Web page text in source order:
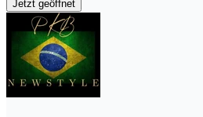
Jetzt geöffnet